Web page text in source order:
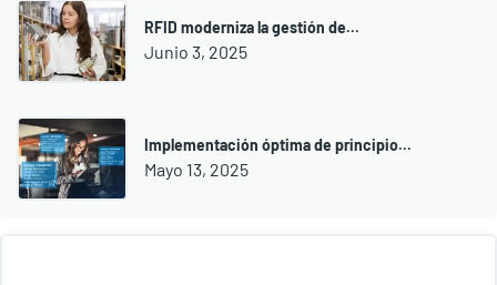
RFID moderniza la gestión de...
Junio 3, 2025
Implementación óptima de principio...
Mayo 13, 2025